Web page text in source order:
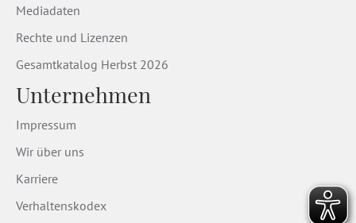
Mediadaten
Rechte und Lizenzen
Gesamtkatalog Herbst 2026
Unternehmen
Impressum
Wir über uns
Karriere
Verhaltenskodex